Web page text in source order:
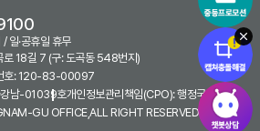
18길 7 (구: 도곡동 548번지)
호: 120-83-00097
남-01039호개인정보관리책임(CPO): 행정국장
GU OFFICE,ALL RIGHT RESERVED
·공휴일 휴무